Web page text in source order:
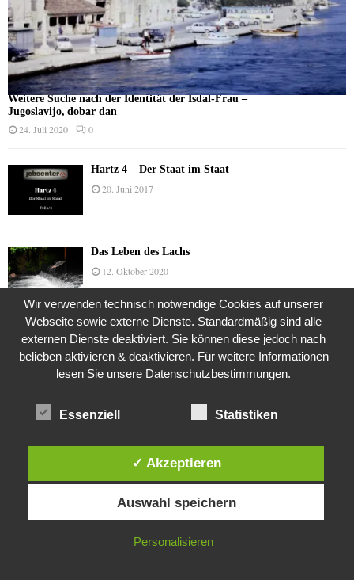
Weitere Suche nach der Identität der Isdal-Frau –
Jugoslavijo, dobar dan
24. Juli 2020 0
Hartz 4 – Der Staat im Staat
20. Juni 2017
Das Leben des Lachs
12. Oktober 2020
Die Geschichte der Kubushäuser
9. Juli 2018
Was ist denn das? -Mars „SOL 735“ Rover Curiosity
Die Brexit-Lüge (1/8 Teil)
3. November 2019
Diese Website verwendet Cookies. Durch die weitere Nutzung dieser
Website stimmst du der Verwendung von Cookies zu.
IN ORDNUNG
Wir verwenden technisch notwendige Cookies auf unserer
Webseite sowie externe Dienste. Standardmäßig sind alle
externen Dienste deaktiviert. Sie können diese jedoch nach
belieben aktivieren & deaktivieren. Für weitere Informationen
lesen Sie unsere Datenschutzbestimmungen.
Essenziell Statistiken
✓ Akzeptieren
Auswahl speichern
Personalisieren